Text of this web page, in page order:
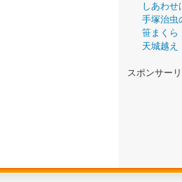
しあわせ
手塚治虫
笹まくら
天城越え
スポンサー